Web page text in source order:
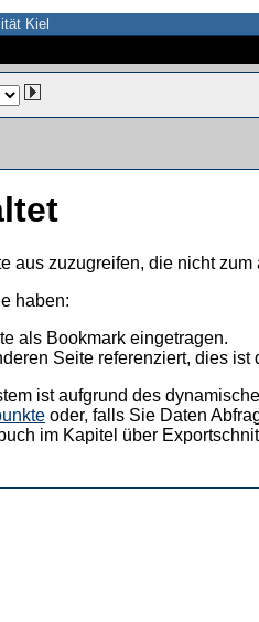
Kiel
aus zuzugreifen, die nicht zum
haben:
als Bookmark eingetragen.
Seite referenziert, dies
ist aufgrund des
oder, falls Sie Daten
im Kapitel über